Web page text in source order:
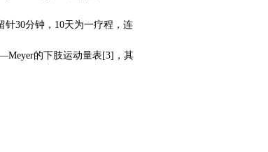
30分钟，10天为一疗程，连
的下肢运动量表[3]，其